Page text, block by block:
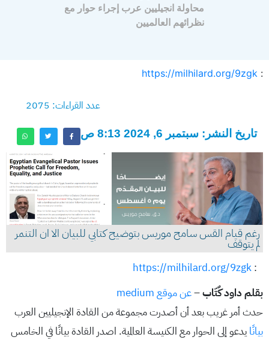
محاولة انجيليين عرب إجراء حوار مع
نظرائهم العالميين
:
https://milhilard.org/9zgk
عدد القراءات: 2075
تاريخ النشر: سبتمبر 6, 2024 8:13 ص
رغم قيام القس سامح موريس بتوضيح كتابي للبيان الا ان التنمر
لم يتوقف
:
https://milhilard.org/9zgk
بقلم داود كٌتّاب–عن موقع medium
حدث أمر غريب بعد أن أصدرت مجموعة من القادة الإنجيليين العرب
بيانًا يدعو إلى الحوار مع الكنيسة العالمية. اصدر القادة بيانًا في الخامس